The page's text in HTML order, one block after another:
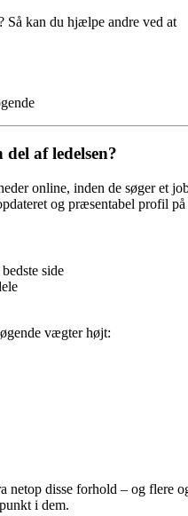
Så kan du hjælpe andre ved at
af ledelsen?
online, inden de søger et
og præsentabel profil på
side
vægter højt:
netop disse forhold – og flere
i dem.